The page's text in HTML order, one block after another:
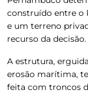
construído entre o
e um terreno
recurso da decisão.
A estrutura,
erosão marítima,
feita com troncos